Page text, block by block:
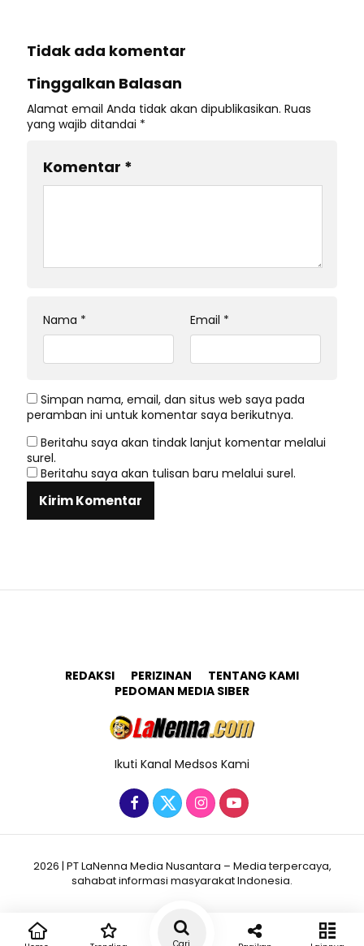
Tidak ada komentar
Tinggalkan Balasan
Alamat email Anda tidak akan dipublikasikan. Ruas
yang wajib ditandai *
Komentar *
Nama * Email *
Simpan nama, email, dan situs web saya pada
peramban ini untuk komentar saya berikutnya.
Beritahu saya akan tindak lanjut komentar melalui
surel.
Beritahu saya akan tulisan baru melalui surel.
REDAKSI PERIZINAN
TENTANG KAMI
PEDOMAN MEDIA SIBER
Ikuti Kanal Medsos Kami
2026 | PT LaNenna Media Nusantara – Media terpercaya,
sahabat informasi masyarakat Indonesia.